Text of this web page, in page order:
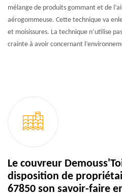
mélange de produits gommant et de
aérogommeuse. Cette technique va
et moisissures. La technique n’utilise
crainte à avoir concernant
Le couvreur
disposition de
67850 son savoir-faire